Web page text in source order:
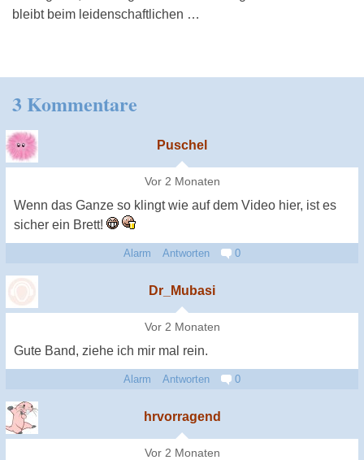
bleibt beim leidenschaftlichen …
3 Kommentare
Puschel
Vor 2 Monaten
Wenn das Ganze so klingt wie auf dem Video hier, ist es
sicher ein Brett!
Alarm Antworten 0
Dr_Mubasi
Vor 2 Monaten
Gute Band, ziehe ich mir mal rein.
Alarm Antworten 0
hrvorragend
Vor 2 Monaten